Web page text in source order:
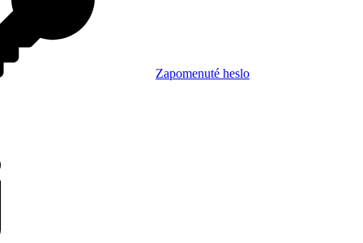
Zapomenuté heslo